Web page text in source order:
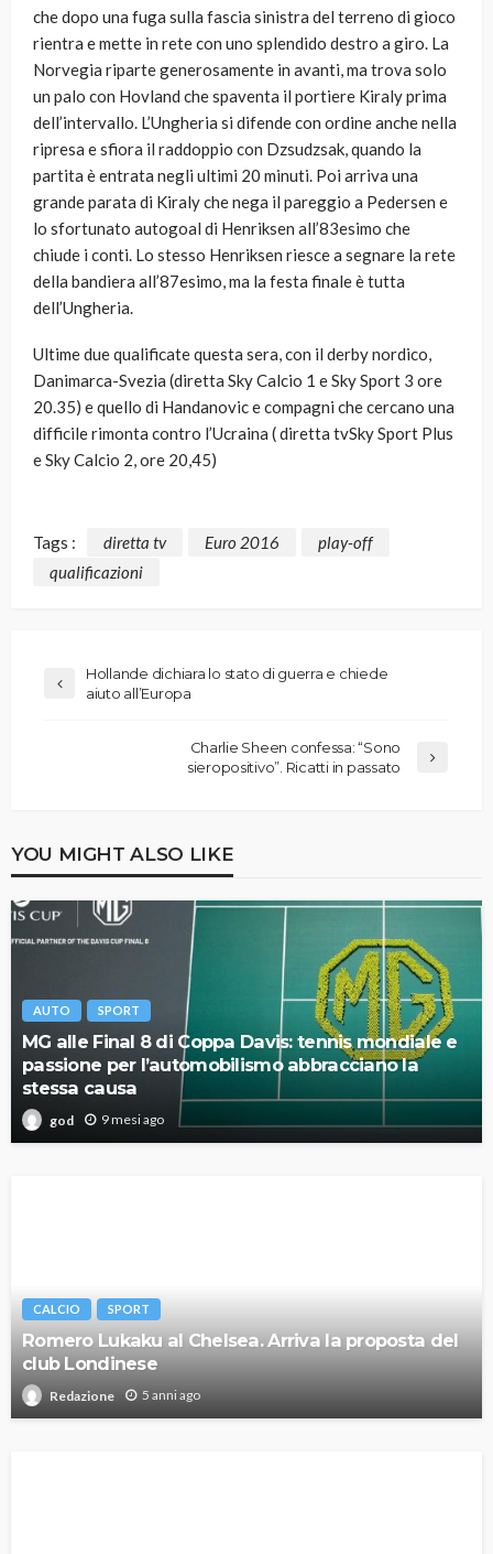
che dopo una fuga sulla fascia sinistra del terreno di gioco
rientra e mette in rete con uno splendido destro a giro. La
Norvegia riparte generosamente in avanti, ma trova solo
un palo con Hovland che spaventa il portiere Kiraly prima
dell’intervallo. L’Ungheria si difende con ordine anche nella
ripresa e sfiora il raddoppio con Dzsudzsak, quando la
partita è entrata negli ultimi 20 minuti. Poi arriva una
grande parata di Kiraly che nega il pareggio a Pedersen e
lo sfortunato autogoal di Henriksen all’83esimo che
chiude i conti. Lo stesso Henriksen riesce a segnare la rete
della bandiera all’87esimo, ma la festa finale è tutta
dell’Ungheria.
Ultime due qualificate questa sera, con il derby nordico,
Danimarca-Svezia (diretta Sky Calcio 1 e Sky Sport 3 ore
20.35) e quello di Handanovic e compagni che cercano una
difficile rimonta contro l’Ucraina ( diretta tvSky Sport Plus
e Sky Calcio 2, ore 20,45)
Tags : diretta tv Euro 2016
play-off
qualificazioni
Hollande dichiara lo stato di guerra e chiede
aiuto all’Europa
Charlie Sheen confessa: “Sono
sieropositivo”. Ricatti in passato
YOU MIGHT ALSO LIKE
AUTO SPORT
MG alle Final 8 di Coppa Davis: tennis mondiale e
passione per l’automobilismo abbracciano la
stessa causa
god 9 mesi ago
CALCIO SPORT
Romero Lukaku al Chelsea. Arriva la proposta del
club Londinese
Redazione 5 anni ago